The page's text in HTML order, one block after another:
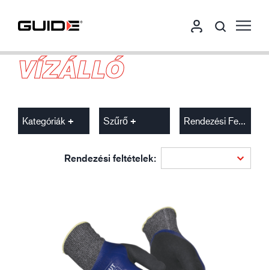
VÍZÁLLÓ
Kategóriák Szűrő Rendezési Feltételek
Rendezési feltételek: